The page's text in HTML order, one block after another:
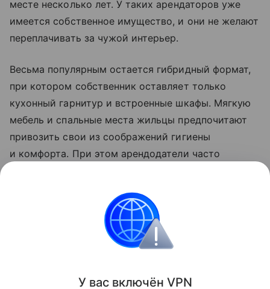
месте несколько лет. У таких арендаторов уже
имеется собственное имущество, и они не желают
переплачивать за чужой интерьер.
Весьма популярным остается гибридный формат,
при котором собственник оставляет только
кухонный гарнитур и встроенные шкафы. Мягкую
мебель и спальные места жильцы предпочитают
привозить свои из соображений гигиены
и комфорта. При этом арендодатели часто
износа техники и предметов интерьера.
Поделиться
У вас включён VPN